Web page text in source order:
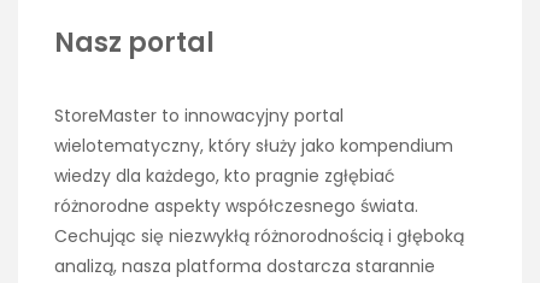
Nasz portal
StoreMaster to innowacyjny portal
wielotematyczny, który służy jako kompendium
wiedzy dla każdego, kto pragnie zgłębiać
różnorodne aspekty współczesnego świata.
Cechując się niezwykłą różnorodnością i głęboką
analizą, nasza platforma dostarcza starannie